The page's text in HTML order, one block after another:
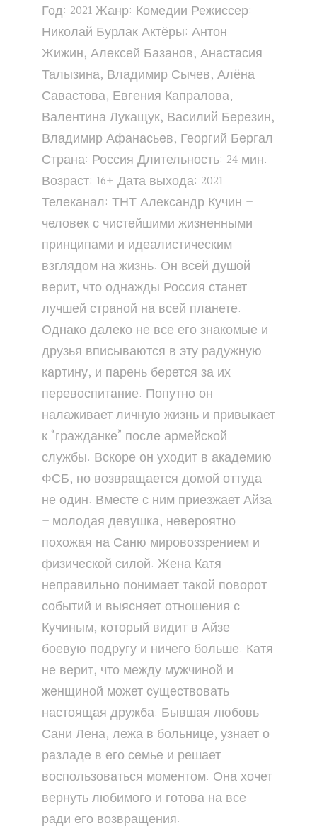
Год: 2021 Жанр: Комедии Режиссер:
Николай Бурлак Актёры: Антон
Жижин, Алексей Базанов, Анастасия
Талызина, Владимир Сычев, Алёна
Савастова, Евгения Капралова,
Валентина Лукащук, Василий Березин,
Владимир Афанасьев, Георгий Бергал
Страна: Россия Длительность: 24 мин.
Возраст: 16+ Дата выхода: 2021
Телеканал: ТНТ Александр Кучин –
человек с чистейшими жизненными
принципами и идеалистическим
взглядом на жизнь. Он всей душой
верит, что однажды Россия станет
лучшей страной на всей планете.
Однако далеко не все его знакомые и
друзья вписываются в эту радужную
картину, и парень берется за их
перевоспитание. Попутно он
налаживает личную жизнь и привыкает
к “гражданке” после армейской
службы. Вскоре он уходит в академию
ФСБ, но возвращается домой оттуда
не один. Вместе с ним приезжает Айза
– молодая девушка, невероятно
похожая на Саню мировоззрением и
физической силой. Жена Катя
неправильно понимает такой поворот
событий и выясняет отношения с
Кучиным, который видит в Айзе
боевую подругу и ничего больше. Катя
не верит, что между мужчиной и
женщиной может существовать
настоящая дружба. Бывшая любовь
Сани Лена, лежа в больнице, узнает о
разладе в его семье и решает
воспользоваться моментом. Она хочет
вернуть любимого и готова на все
ради его возвращения.